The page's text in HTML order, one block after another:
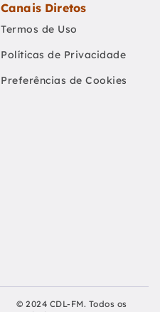
Canais Diretos
Termos de Uso
Políticas de Privacidade
Preferências de Cookies
© 2024 CDL-FM. Todos os